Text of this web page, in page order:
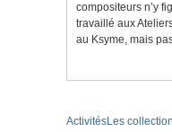
compositeurs n’y
travaillé aux
au Ksyme, mais
ActivitésLes